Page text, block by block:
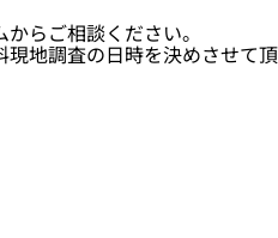
らご相談ください。
地調査の日時を決めさせて頂